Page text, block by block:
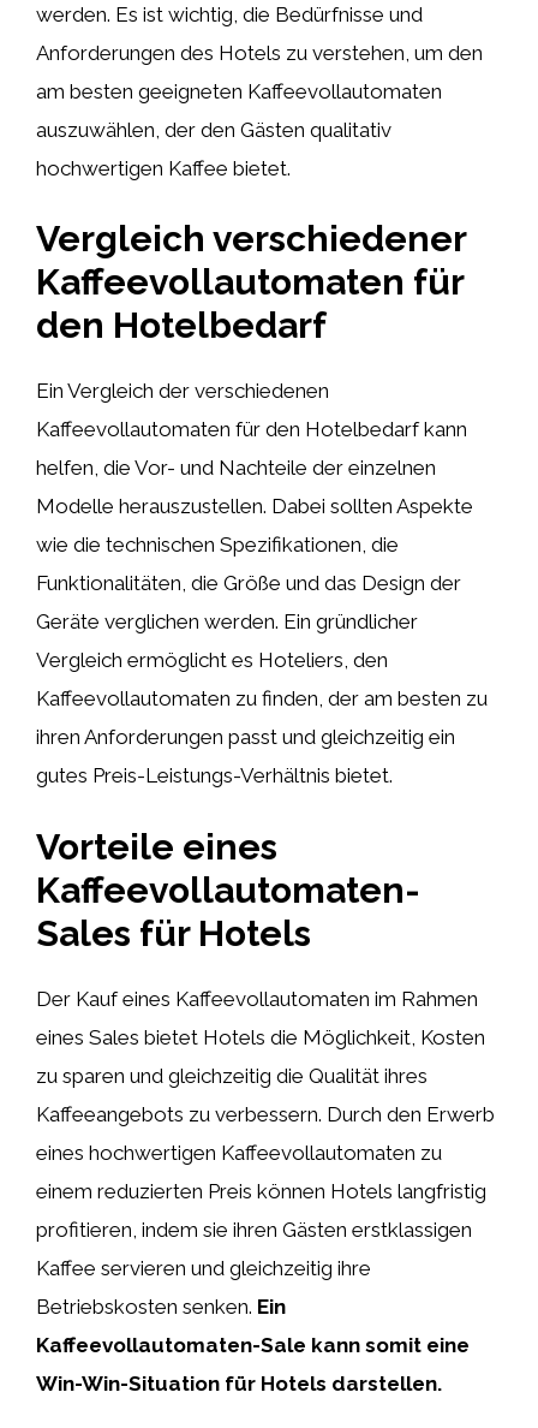
werden. Es ist wichtig, die Bedürfnisse und
Anforderungen des Hotels zu verstehen, um den
am besten geeigneten Kaffeevollautomaten
auszuwählen, der den Gästen qualitativ
hochwertigen Kaffee bietet.
Vergleich verschiedener
Kaffeevollautomaten für
den Hotelbedarf
Ein Vergleich der verschiedenen
Kaffeevollautomaten für den Hotelbedarf kann
helfen, die Vor- und Nachteile der einzelnen
Modelle herauszustellen. Dabei sollten Aspekte
wie die technischen Spezifikationen, die
Funktionalitäten, die Größe und das Design der
Geräte verglichen werden. Ein gründlicher
Vergleich ermöglicht es Hoteliers, den
Kaffeevollautomaten zu finden, der am besten zu
ihren Anforderungen passt und gleichzeitig ein
gutes Preis-Leistungs-Verhältnis bietet.
Vorteile eines
Kaffeevollautomaten-
Sales für Hotels
Der Kauf eines Kaffeevollautomaten im Rahmen
eines Sales bietet Hotels die Möglichkeit, Kosten
zu sparen und gleichzeitig die Qualität ihres
Kaffeeangebots zu verbessern. Durch den Erwerb
eines hochwertigen Kaffeevollautomaten zu
einem reduzierten Preis können Hotels langfristig
profitieren, indem sie ihren Gästen erstklassigen
Kaffee servieren und gleichzeitig ihre
Betriebskosten senken. Ein
Kaffeevollautomaten-Sale kann somit eine
Win-Win-Situation für Hotels darstellen.